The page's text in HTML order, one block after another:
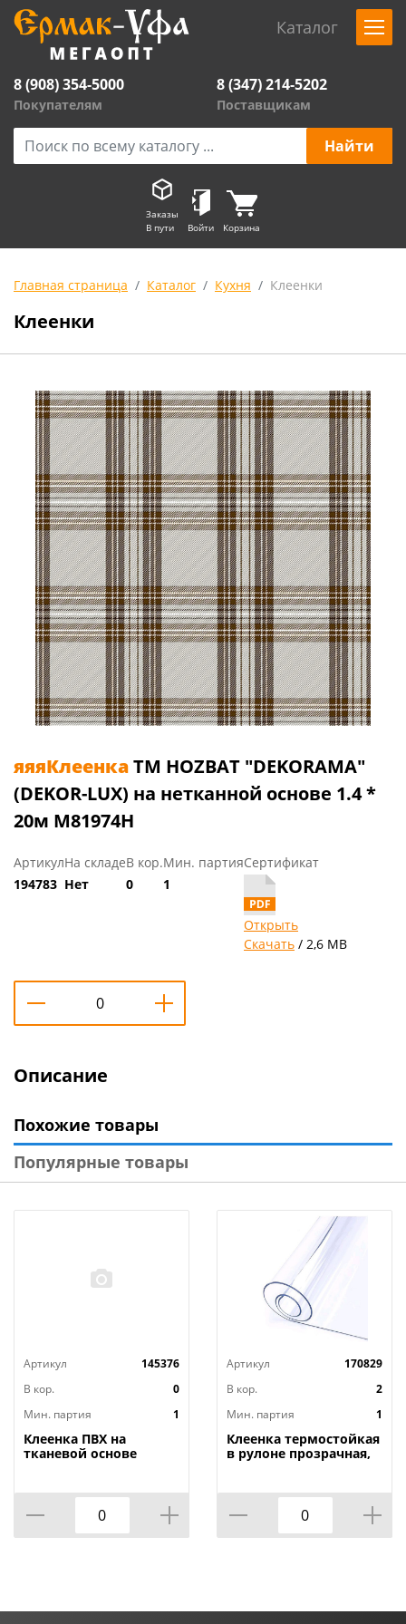
Каталог
8 (908) 354-5000
Покупателям
8 (347) 214-5202
Поставщикам
Заказы
В пути
Войти Корзина
Главная страница Каталог Кухня Клеенки
Клеенки
яяяКлеенкаTM HOZBAT "DEKORAMA"
(DEKOR-LUX) на нетканной основе 1.4 *
20м M81974H
Артикул
194783
На складе
Нет
В кор.
0
Мин. партия
1
Сертификат
Открыть
Скачать / 2,6 MB
Описание
Похожие товары
Популярные товары
Артикул
145376
В кор.
0
Мин. партия
1
Клеенка ПВХ на
тканевой основе
потертости, грязные
края
Артикул
170829
В кор.
2
Мин. партия
1
Клеенка термостойкая
в рулоне прозрачная,
HOZBAT